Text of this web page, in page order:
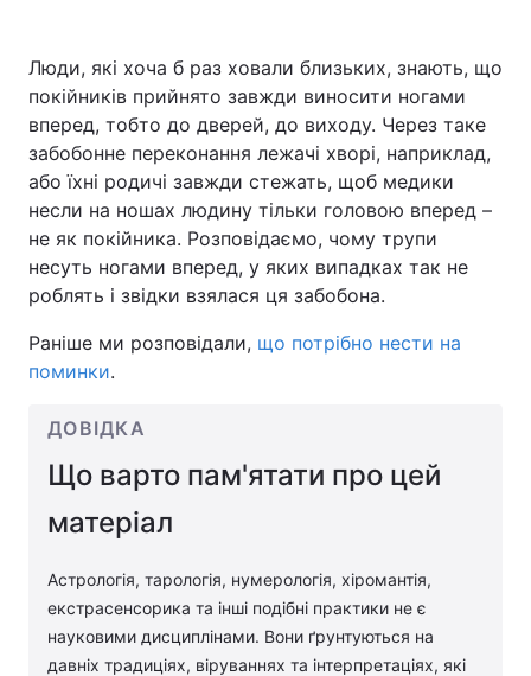
Люди, які хоча б раз ховали близьких, знають, що
покійників прийнято завжди виносити ногами
вперед, тобто до дверей, до виходу. Через таке
забобонне переконання лежачі хворі, наприклад,
або їхні родичі завжди стежать, щоб медики
несли на ношах людину тільки головою вперед –
не як покійника. Розповідаємо, чому трупи
несуть ногами вперед, у яких випадках так не
роблять і звідки взялася ця забобона.
Раніше ми розповідали, що потрібно нести на
поминки.
ДОВІДКА
Що варто пам'ятати про цей
матеріал
Астрологія, тарологія, нумерологія, хіромантія,
екстрасенсорика та інші подібні практики не є
науковими дисциплінами. Вони ґрунтуються на
давніх традиціях, віруваннях та інтерпретаціях, які